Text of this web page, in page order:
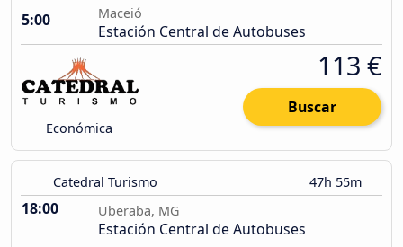
5:00
Maceió
Estación Central de Autobuses
Económica
113 €
Buscar
Catedral Turismo 47h 55m
18:00 Uberaba, MG
Estación Central de Autobuses